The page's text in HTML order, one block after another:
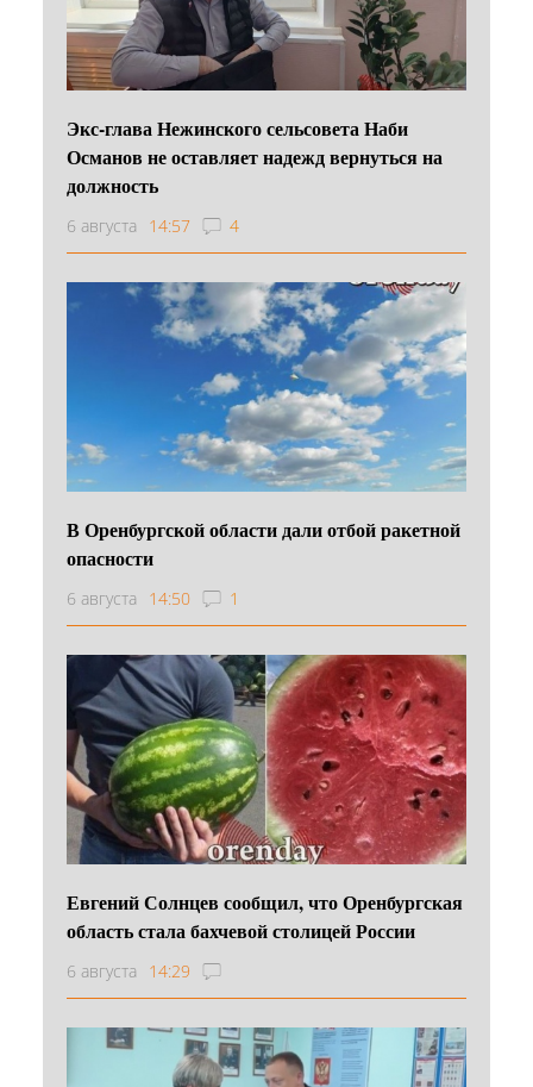
Экс-глава Нежинского сельсовета Наби
Османов не оставляет надежд вернуться на
должность
6 августа 14:57 4
В Оренбургской области дали отбой ракетной
опасности
6 августа 14:50 1
Евгений Солнцев сообщил, что Оренбургская
область стала бахчевой столицей России
6 августа 14:29